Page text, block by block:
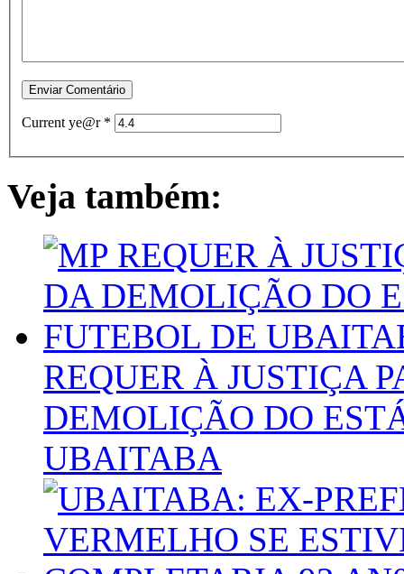
Current ye@r *
Veja também:
REQUER À JUSTIÇA
DEMOLIÇÃO DO
UBAITABA